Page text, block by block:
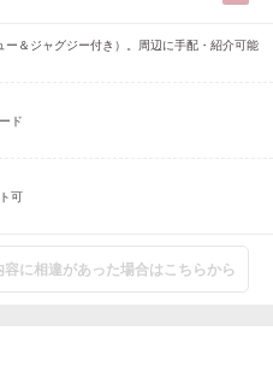
＆ジャグジー付き）。周辺に手配・紹介可能
ド
可
容に相違があった場合はこちらから